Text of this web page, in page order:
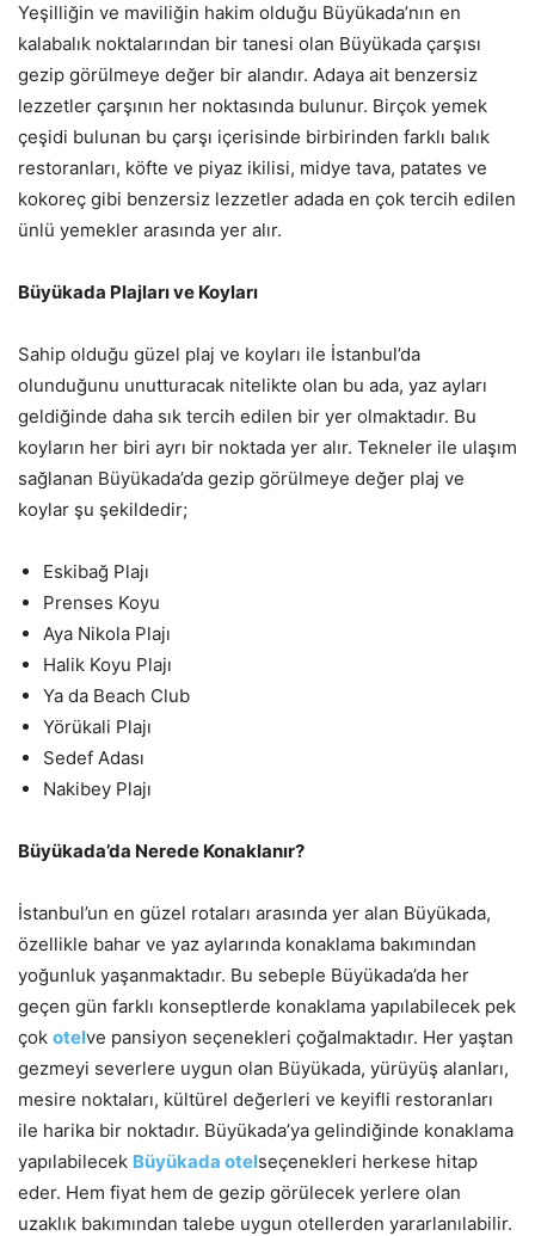
Yeşilliğin ve maviliğin hakim olduğu Büyükada’nın en
kalabalık noktalarından bir tanesi olan Büyükada çarşısı
gezip görülmeye değer bir alandır. Adaya ait benzersiz
lezzetler çarşının her noktasında bulunur. Birçok yemek
çeşidi bulunan bu çarşı içerisinde birbirinden farklı balık
restoranları, köfte ve piyaz ikilisi, midye tava, patates ve
kokoreç gibi benzersiz lezzetler adada en çok tercih edilen
ünlü yemekler arasında yer alır.
Büyükada Plajları ve Koyları
Sahip olduğu güzel plaj ve koyları ile İstanbul’da
olunduğunu unutturacak nitelikte olan bu ada, yaz ayları
geldiğinde daha sık tercih edilen bir yer olmaktadır. Bu
koyların her biri ayrı bir noktada yer alır. Tekneler ile ulaşım
sağlanan Büyükada’da gezip görülmeye değer plaj ve
koylar şu şekildedir;
Eskibağ Plajı
Prenses Koyu
Aya Nikola Plajı
Halik Koyu Plajı
Ya da Beach Club
Yörükali Plajı
Sedef Adası
Nakibey Plajı
Büyükada’da Nerede Konaklanır?
İstanbul’un en güzel rotaları arasında yer alan Büyükada,
özellikle bahar ve yaz aylarında konaklama bakımından
yoğunluk yaşanmaktadır. Bu sebeple Büyükada’da her
geçen gün farklı konseptlerde konaklama yapılabilecek pek
çok otelve pansiyon seçenekleri çoğalmaktadır. Her yaştan
gezmeyi severlere uygun olan Büyükada, yürüyüş alanları,
mesire noktaları, kültürel değerleri ve keyifli restoranları
ile harika bir noktadır. Büyükada’ya gelindiğinde konaklama
yapılabilecek Büyükada otelseçenekleri herkese hitap
eder. Hem fiyat hem de gezip görülecek yerlere olan
uzaklık bakımından talebe uygun otellerden yararlanılabilir.